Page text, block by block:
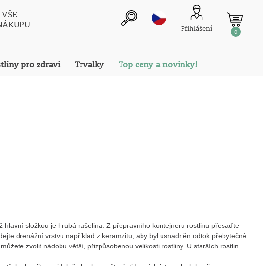
VŠE
Přihlášení 0
pro zdraví Trvalky Top ceny a novinky!
složkou je hrubá rašelina. Z přepravního kontejneru rostlinu přesaďte
drenážní vrstvu například z keramzitu, aby byl usnadněn odtok přebytečné
zvolit nádobu větší, přizpůsobenou velikosti rostliny. U starších rostlin